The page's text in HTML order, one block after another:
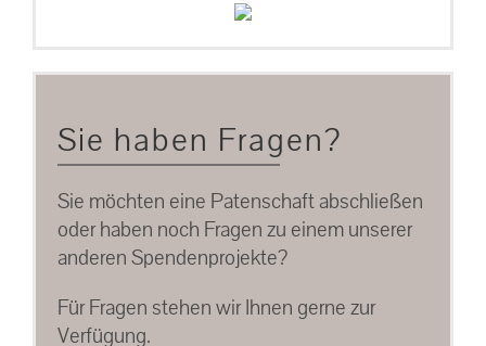
Sie haben Fragen?
Sie möchten eine Patenschaft abschließen
oder haben noch Fragen zu einem unserer
anderen Spendenprojekte?
Für Fragen stehen wir Ihnen gerne zur
Verfügung.